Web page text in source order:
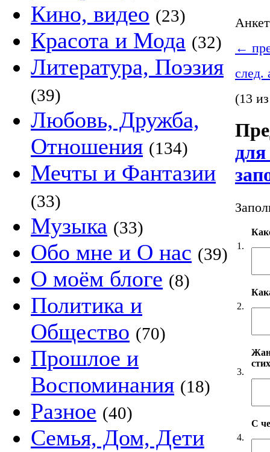
Кино, видео (23)
Красота и Мода (32)
Литература, Поэзия
(39)
Любовь, Дружба,
Отношения (134)
Мечты и Фантазии
(33)
Музыка (33)
Обо мне и О нас (39)
О моём блоге (8)
Политика и
Общество (70)
Прошлое и
Воспоминания (18)
Разное (40)
Семья, Дом, Дети
←
след.
(13
для
1.
2.
3.
4.
С